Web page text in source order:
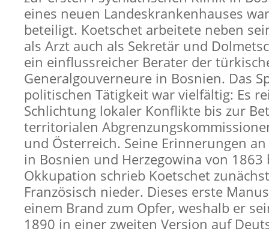
eines neuen Landeskrankenhauses
beteiligt. Koetschet arbeitete neben
als Arzt auch als Sekretär und
ein einflussreicher Berater der
Generalgouverneure in Bosnien. Das
politischen Tätigkeit war vielfältig: Es
Schlichtung lokaler Konflikte bis zur
territorialen
und Österreich. Seine Erinnerungen
in Bosnien und Herzegowina von 1863
Okkupation schrieb Koetschet
Französisch nieder. Dieses erste
einem Brand zum Opfer, weshalb er
1890 in einer zweiten Version auf